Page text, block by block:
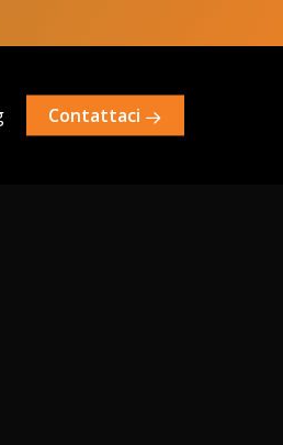
Contattaci